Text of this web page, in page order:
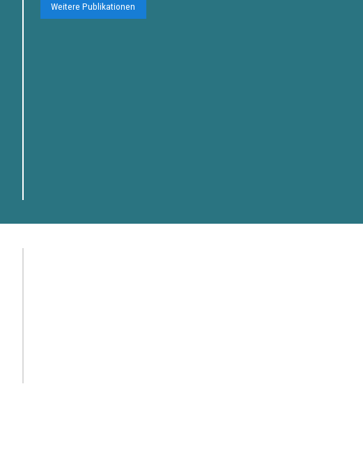
Weitere Publikationen